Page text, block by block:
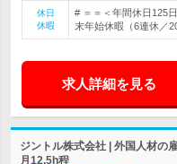
休日
休暇
# ＝＝＜年間休日125
末年始休暇（6連休／
求人詳細を見る
ジントル株式会社 | 外国人材の
月12.5h程